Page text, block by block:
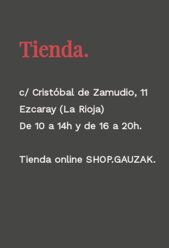
Tienda.
c/ Cristóbal de Zamudio, 11
Ezcaray (La Rioja)
De 10 a 14h y de 16 a 20h.
Tienda online SHOP.GAUZAK.